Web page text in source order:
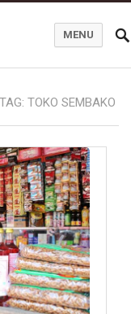
MENU
TOKO SEMBAKO